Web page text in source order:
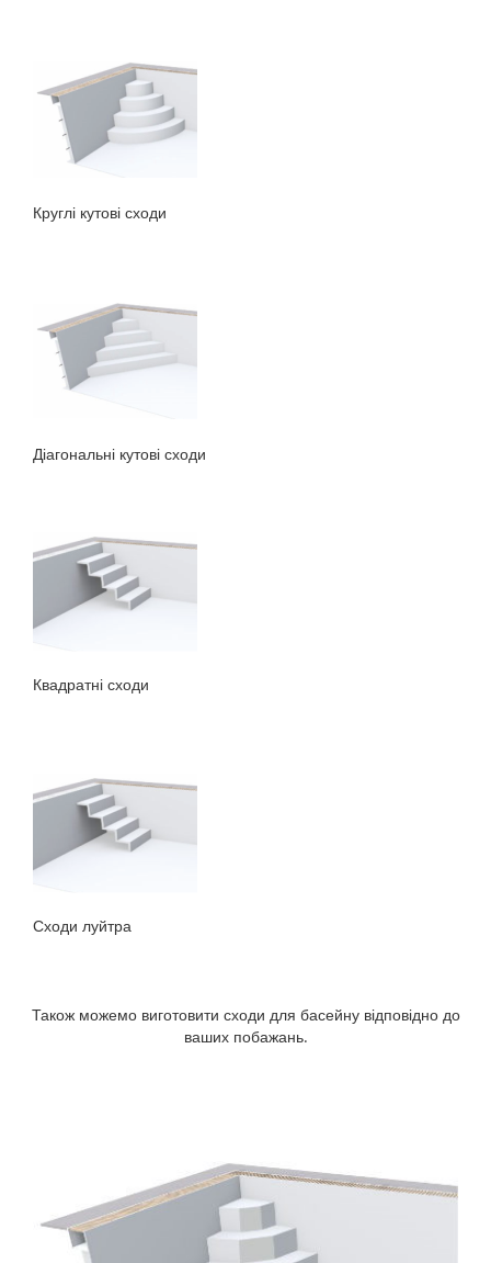
Круглі кутові сходи
Діагональні кутові сходи
Квадратні сходи
Сходи луйтра
Також можемо виготовити сходи для басейну відповідно до
ваших побажань.